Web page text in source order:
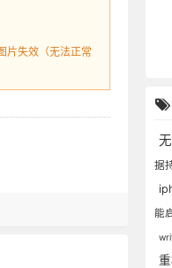
片失效（无法正常
据
能